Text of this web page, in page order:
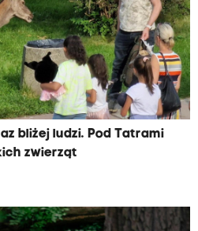
bliżej ludzi. Pod Tatrami
zwierząt